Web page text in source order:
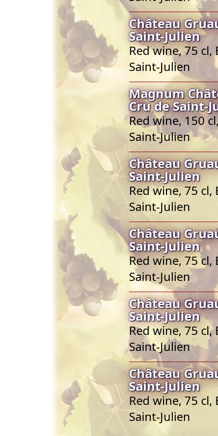
Château
Saint-Julien
Red wine, 75
Saint-Julien
Magnum
Cru de Saint-
Red wine, 150
Saint-Julien
Château
Saint-Julien
Red wine, 75
Saint-Julien
Château
Saint-Julien
Red wine, 75 cl,
Saint-Julien
Château
Saint-Julien
Red wine, 75
Saint-Julien
Château
Saint-Julien
Red wine, 75
Saint-Julien